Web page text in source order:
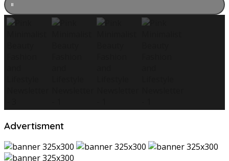
Advertisment